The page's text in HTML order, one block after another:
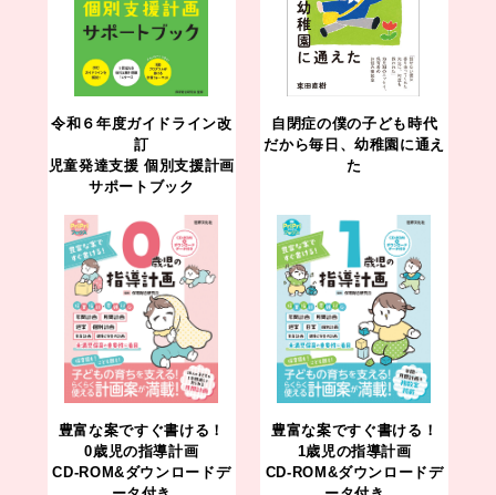
令和６年度ガイドライン改
訂
児童発達支援 個別支援計画
サポートブック
自閉症の僕の子ども時代
だから毎日、幼稚園に通え
た
豊富な案ですぐ書ける！
0歳児の指導計画
CD-ROM&ダウンロードデ
豊富な案ですぐ書ける！
1歳児の指導計画
CD-ROM&ダウンロードデ